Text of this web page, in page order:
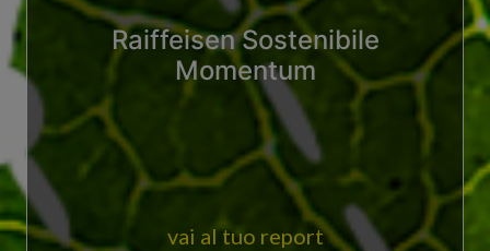
Raiffeisen Sostenibile
Momentum
vai al tuo report